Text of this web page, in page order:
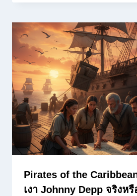
Pirates of the
เงา Johnny Depp จริงหรื